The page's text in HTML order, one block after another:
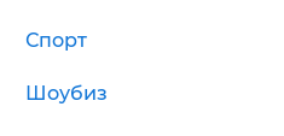
Спорт
Шоубиз